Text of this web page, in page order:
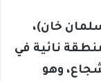
خان)،
نائية في
وهو